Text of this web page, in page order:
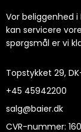
Vor beliggenhed
kan servicere
spørgsmål er vi
Topstykket 29,
+45 45942200
salg@baier.dk
CVR-nummer: